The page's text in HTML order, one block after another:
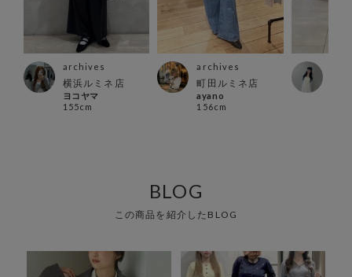
archives
横浜ルミネ店
ヨコヤマ
155cm
archives
町田ルミネ店
ayano
156cm
BLOG
この商品を紹介したBLOG